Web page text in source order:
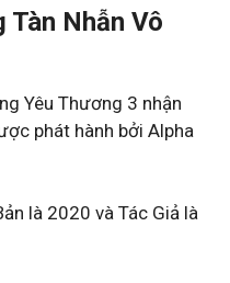
Tàn Nhẫn Vô
Yêu Thương 3 nhận
phát hành bởi Alpha
là 2020 và Tác Giả là